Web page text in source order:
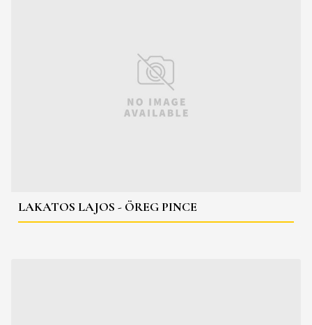
LAKATOS LAJOS - ÖREG PINCE